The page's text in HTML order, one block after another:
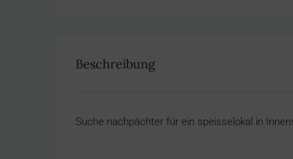
Beschreibung
Suche nachpächter für ein speisselokal in